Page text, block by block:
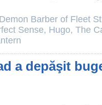
Barber of Fleet
Sense, Hugo, The
a depăşit